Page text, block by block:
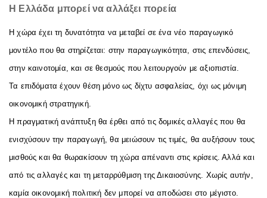
Η Ελλάδα μπορεί να αλλάξει πορεία
Η χώρα έχει τη δυνατότητα να μεταβεί σε ένα νέο παραγωγικό
μοντέλο που θα στηρίζεται: στην παραγωγικότητα, στις επενδύσεις,
στην καινοτομία, και σε θεσμούς που λειτουργούν με αξιοπιστία.
Τα επιδόματα έχουν θέση μόνο ως δίχτυ ασφαλείας, όχι ως μόνιμη
οικονομική στρατηγική.
Η πραγματική ανάπτυξη θα έρθει από τις δομικές αλλαγές που θα
ενισχύσουν την παραγωγή, θα μειώσουν τις τιμές, θα αυξήσουν τους
μισθούς και θα θωρακίσουν τη χώρα απέναντι στις κρίσεις. Αλλά και
από τις αλλαγές και τη μεταρρύθμιση της Δικαιοσύνης. Χωρίς αυτήν,
καμία οικονομική πολιτική δεν μπορεί να αποδώσει στο μέγιστο.